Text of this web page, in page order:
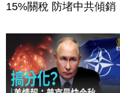
15%關稅 防堵中共傾銷